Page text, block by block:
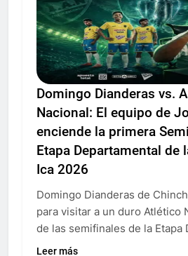
Domingo Dianderas vs.
Nacional: El equipo de
enciende la primera
Etapa Departamental de
Ica 2026
Domingo Dianderas de
para visitar a un duro Atlético
de las semifinales de la Etapa
Leer más